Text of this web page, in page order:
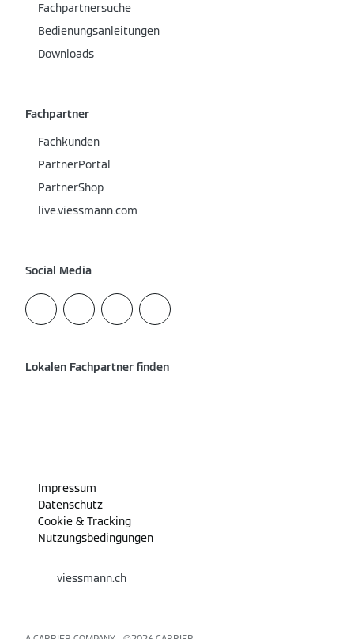
Fachpartnersuche
Bedienungsanleitungen
Downloads
Fachpartner
Fachkunden
PartnerPortal
PartnerShop
live.viessmann.com
Social Media
Lokalen Fachpartner finden
Impressum
Datenschutz
Cookie & Tracking
Nutzungsbedingungen
viessmann.ch